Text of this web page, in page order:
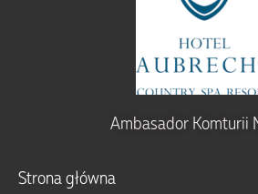
Ambasador Komturii
Strona główna